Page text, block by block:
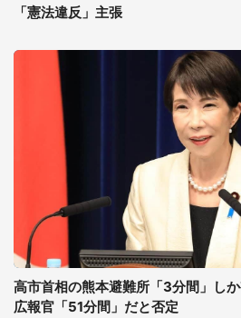
「憲法違反」主張
高市首相の熊本避難所「3分間」し
広報官「51分間」だと否定